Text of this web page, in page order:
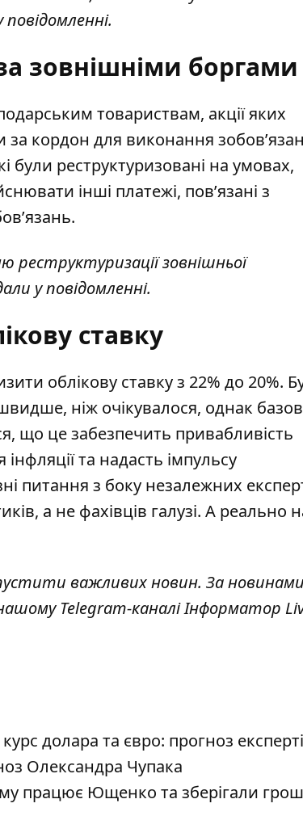
зовнішніми боргами
товариствам, акції яких
кордон для виконання
реструктуризовані на умовах,
інші платежі, пов’язані з
зовнішньої
у повідомленні.
ставку
облікову ставку з 22% до 20%.
ніж очікувалося, однак
що це забезпечить привабливість
та надасть імпульсу
питання з боку незалежних
а не фахівців галузі. А реально
важливих новин. За
Telegram-каналіІнформатор
долара та євро: прогноз
Олександра Чупака
працює Ющенко та зберігали